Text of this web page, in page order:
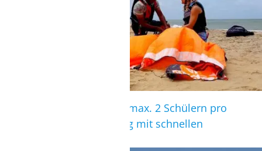
Individuelle Schulung mit max. 2 Schülern pro
Lehrer oder Privatschulung mit schnellen